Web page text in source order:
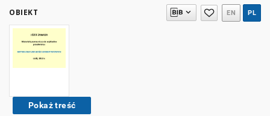
OBIEKT EN PL
Pokaż treść